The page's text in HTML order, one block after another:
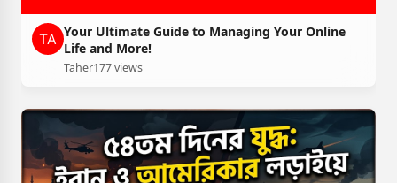
Your Ultimate Guide to Managing Your Online
Life and More!
Taher177 views